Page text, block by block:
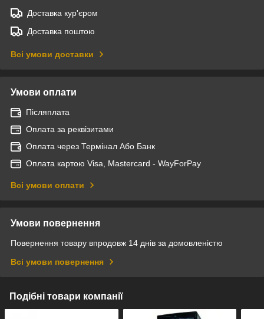
Доставка кур'єром
Доставка поштою
Всі умови доставки
Умови оплати
Післяплата
Оплата за реквізитами
Оплата через Термінал Або Банк
Оплата картою Visa, Mastercard - WayForPay
Всі умови оплати
Умови повернення
Повернення товару впродовж 14 днів за домовленістю
Всі умови повернення
Подібні товари компанії